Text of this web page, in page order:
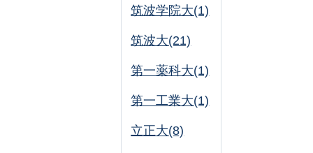
筑波学院大(1)
筑波大(21)
第一薬科大(1)
第一工業大(1)
立正大(8)